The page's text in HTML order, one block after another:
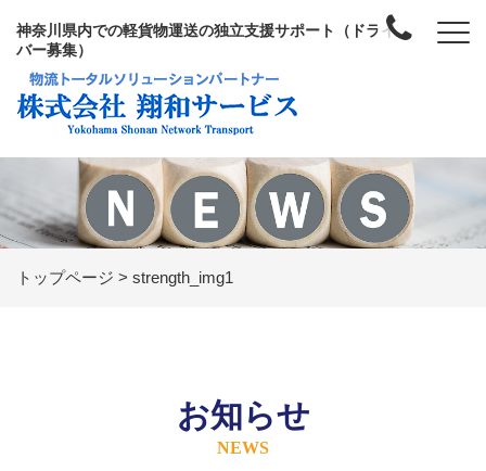
神奈川県内での軽貨物運送の独立支援サポート（ドライ
バー募集）
トップページ > strength_img1
お知らせ
NEWS